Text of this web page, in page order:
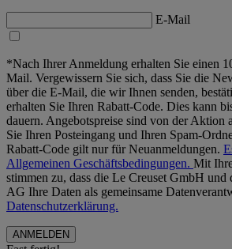
E-Mail
*Nach Ihrer Anmeldung erhalten Sie einen
Mail. Vergewissern Sie sich, dass Sie die
über die E-Mail, die wir Ihnen senden,
erhalten Sie Ihren Rabatt-Code. Dies kann
dauern. Angebotspreise sind von der Aktion
Sie Ihren Posteingang und Ihren Spam-
Rabatt-Code gilt nur für Neuanmeldungen.
Allgemeinen Geschäftsbedingungen. Mit
stimmen zu, dass die Le Creuset GmbH und
AG Ihre Daten als gemeinsame
Datenschutzerklärung.